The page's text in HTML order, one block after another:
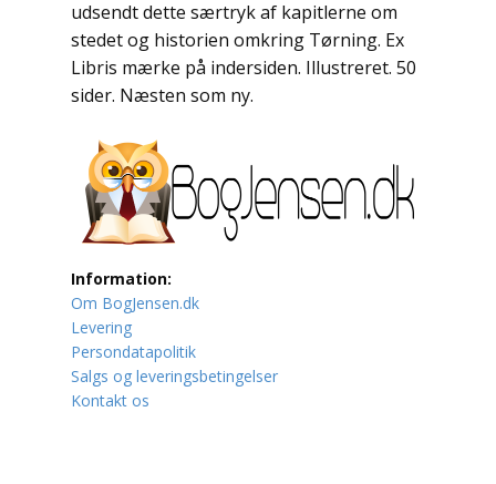
Lufttrafik / Fly
Lystfiskeri
Mad
Musik
Mytologi / Sagn / Sagaer
Naturen
Oldtidskundskab
Ordbøger
udsendt dette særtryk af kapitlerne om
stedet og historien omkring Tørning. Ex
Libris mærke på indersiden. Illustreret. 50
sider. Næsten som ny.
Information:
Om BogJensen.dk
Levering
Persondatapolitik
Salgs og leveringsbetingelser
Kontakt os